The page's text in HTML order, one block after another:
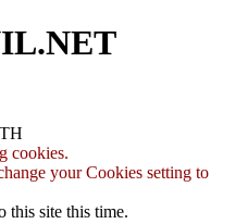
cookies.
your Cookies setting to
this site this time.